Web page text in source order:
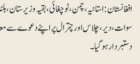
افغانستان: استانیہ ،چمن، نوچغائی، بقیہ وزیرستان،
سوات، دیر، چلاس اور چترال پر اپنے دعوے
دستبردار ہوگیا۔